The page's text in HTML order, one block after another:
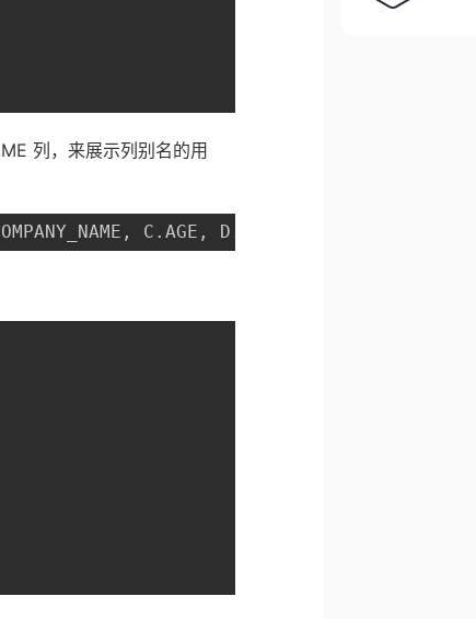
列，来展示列别名的用
C.AGE, D.DEPT  FROM COMPANY